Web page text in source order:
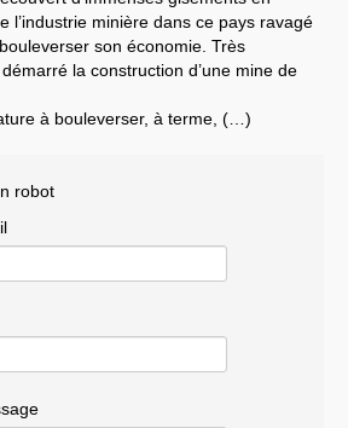
contrôle
l’industrie minière dans ce pays ravagé
son économie. Très
la construction d’une mine de
à bouleverser, à terme, (…)
robot